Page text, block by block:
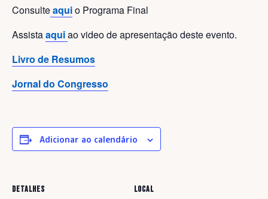
Consulteaquio Programa Final
Assistaaquiao video de apresentação deste evento.
Livro de Resumos
Jornal do Congresso
Adicionar ao calendário
DETALHES LOCAL